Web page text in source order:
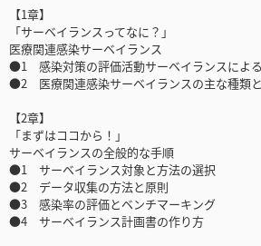
【1章】
「サーベイランスってなに？」
医療関連感染サーベイランス
●1 感染対策の評価活動サーベイランスによ
●2 医療関連感染サーベイランスの主な種類
【2章】
「まずはココから！」
サーベイランスの全般的な手順
●1 サーベイランス対象と方法の選択
●2 データ収集の方法と原則
●3 感染率の評価とベンチマーキング
●4 サーベイランス計画書の作り方